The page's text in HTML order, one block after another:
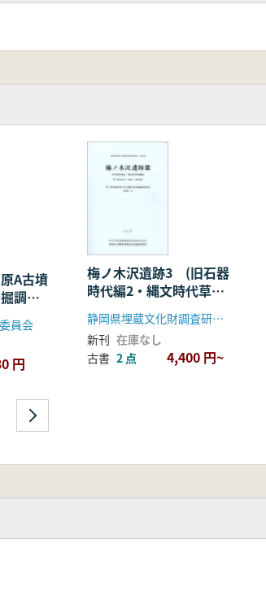
A古墳
調査
員会
円
梅ノ木沢遺跡3 (旧石器
時代編2・縄文時代草創
期編)
静岡県埋蔵文化財調査研究所
新刊 在庫なし
古書 2 点 4,400 円~